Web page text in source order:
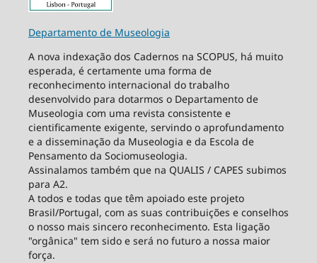
Departamento de Museologia
A nova indexação dos Cadernos na SCOPUS, há muito
esperada, é certamente uma forma de
reconhecimento internacional do trabalho
desenvolvido para dotarmos o Departamento de
Museologia com uma revista consistente e
cientificamente exigente, servindo o aprofundamento
e a disseminação da Museologia e da Escola de
Pensamento da Sociomuseologia.
Assinalamos também que na QUALIS / CAPES subimos
para A2.
A todos e todas que têm apoiado este projeto
Brasil/Portugal, com as suas contribuições e conselhos
o nosso mais sincero reconhecimento. Esta ligação
"orgânica" tem sido e será no futuro a nossa maior
força.